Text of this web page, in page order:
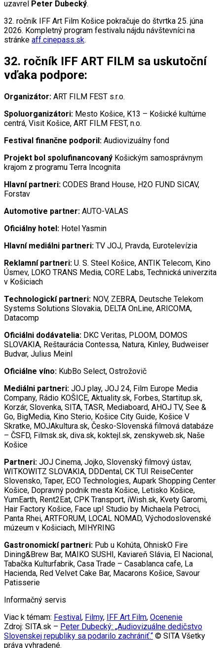
uzavrel Peter Dubecký.
32. ročník IFF Art Film Košice pokračuje do štvrtka 25. júna
2026. Kompletný program festivalu nájdu návštevníci na
stránke aff.cinepass.sk.
32. ročník IFF ART FILM sa uskutoční
vďaka podpore:
Organizátor: ART FILM FEST s.r.o.
Spoluorganizátori: Mesto Košice, K13 – Košické kultúrne
centrá, Visit Košice, ART FILM FEST, n.o.
Festival finančne podporil: Audiovizuálny fond
Projekt bol spolufinancovaný Košickým samosprávnym
krajom z programu Terra Incognita
Hlavní partneri: CODES Brand House, H2O FUND SICAV,
Forstav
Automotive partner: AUTO-VALAS
Oficiálny hotel: Hotel Yasmin
Hlavní mediálni partneri: TV JOJ, Pravda, Eurotelevízia
Reklamní partneri: U. S. Steel Košice, ANTIK Telecom, Kino
Úsmev, LOKO TRANS Media, CORE Labs, Technická univerzita
v Košiciach
Technologickí partneri: NOV, ZEBRA, Deutsche Telekom
Systems Solutions Slovakia, DELTA OnLine, ARICOMA,
Datacomp
Oficiálni dodávatelia: DKC Veritas, PLOOM, DOMOS
SLOVAKIA, Reštaurácia Contessa, Natura, Kinley, Budweiser
Budvar, Julius Meinl
Oficiálne víno: KubBo Select, Ostrožovič
Mediálni partneri: JOJ play, JOJ 24, Film Europe Media
Company, Rádio KOŠICE, Aktuality.sk, Forbes, Startitup.sk,
Korzár, Slovenka, SITA, TASR, Mediaboard, AHOJ TV, See &
Go, BigMedia, Kino Sterio, Košice City Guide, Košice V
Skratke, MOJAkultura.sk, Česko-Slovenská filmová databáze
– ČSFD, Filmsk.sk, diva.sk, koktejl.sk, zenskyweb.sk, Naše
Košice
Partneri: JOJ Cinema, Jojko, Slovenský filmový ústav,
WITKOWITZ SLOVAKIA, DDDental, CK TUI ReiseCenter
Slovensko, Taper, ECO Technologies, Aupark Shopping Center
Košice, Dopravný podnik mesta Košice, Letisko Košice,
YumEarth, Rent2Eat, CPK Transport, iWish.sk, Kvety Garomi,
Hair Factory Košice, Face up! Studio by Michaela Petroci,
Panta Rhei, ARTFORUM, LOCAL NOMAD, Východoslovenské
múzeum v Košiciach, MIHYRING
Gastronomickí partneri: Pub u Kohúta, OhniskO Fire
Dining&Brew Bar, MAIKO SUSHI, Kaviareň Slávia, El Nacional,
Tabačka Kulturfabrik, Casa Trade – Casablanca cafe, La
Hacienda, Red Velvet Cake Bar, Macarons Košice, Savour
Patisserie
Informačný servis
Viac k témam: Festival, Filmy, IFF Art Film, Ocenenie
Zdroj: SITA.sk – Peter Dubecký: „Audiovizuálne dedičstvo
Slovenskej republiky sa podarilo zachrániť.“ © SITA Všetky
práva vyhradené.